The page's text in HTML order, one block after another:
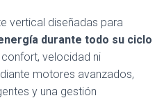
vertical diseñadas para
durante todo su ciclo
velocidad ni
motores avanzados,
y una gestión